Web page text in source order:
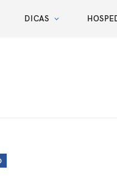
DICAS